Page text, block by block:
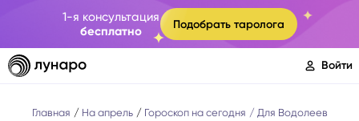
1-я консультация
бесплатно
Подобрать таролога
Войти
Главная На апрель Гороскоп на сегодня Для Водолеев